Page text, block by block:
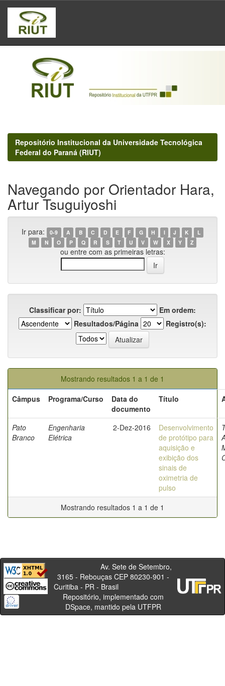
Skip
navigation
Repositório Institucional da Universidade Tecnológica
Federal do Paraná (RIUT)
Navegando por Orientador Hara,
Artur Tsuguiyoshi
Ir para: 0-9 A B C D E F G H I J K
L
M
N O P Q R S T U V W X Y Z
ou entre com as primeiras letras:
Classificar por:
Em ordem:
Resultados/Página
Registro(s):
Mostrando resultados 1 a 1 de 1
Câmpus
Programa/Curso
Data do
documento
Título
Pato
Branco
Engenharia
Elétrica
2-Dez-2016
Desenvolvimento
de protótipo para
aquisição e
exibição dos
sinais de
oximetria de
pulso
Mostrando resultados 1 a 1 de 1
Av. Sete de Setembro,
3165 - Rebouças CEP 80230-901 -
Curitiba - PR - Brasil
Repositório, implementado com
DSpace, mantido pela UTFPR